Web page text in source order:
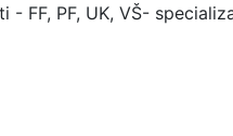
- FF, PF, UK, VŠ-